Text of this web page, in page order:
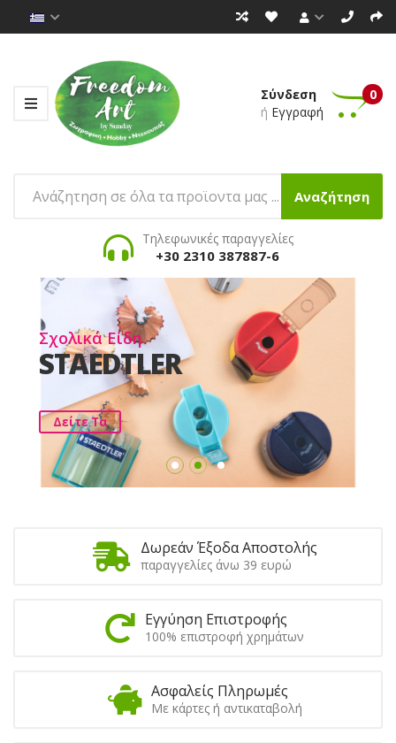
Σύνδεση
ή Εγγραφή
0
Αναζήτηση
Τηλεφωνικές παραγγελίες
+30 2310 387887-6
Ζωγραφική
Ότι Χρειάζεσαι . .
Δείτε Τα
Δωρεάν Έξοδα Αποστολής
παραγγελίες άνω 39 ευρώ
Εγγύηση Επιστροφής
100% επιστροφή χρημάτων
Ασφαλείς Πληρωμές
Με κάρτες ή αντικαταβολή